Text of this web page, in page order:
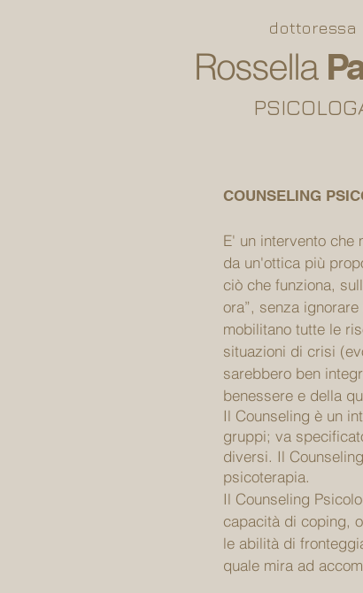
dottoressa
Rossella
COUNSELING
E' un intervento
da un'ottica più
ciò che funziona,
ora”, senza
mobilitano tutte le
situazioni di crisi
sarebbero ben
benessere e della
Il Counseling è un
gruppi; va
diversi. Il
psicoterapia.
Il Counseling
capacità di coping,
le abilità di
quale mira ad